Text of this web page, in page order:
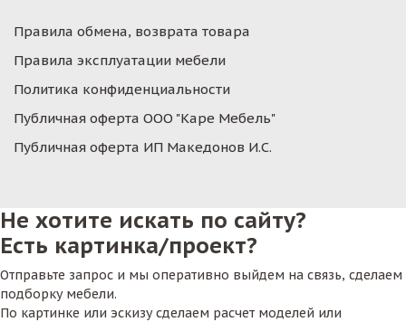
Правила обмена, возврата товара
Правила эксплуатации мебели
Политика конфиденциальности
Публичная оферта ООО "Каре Мебель"
Публичная оферта ИП Македонов И.С.
Не хотите искать по сайту?
Есть картинка/проект?
Отправьте запрос и мы оперативно выйдем на связь, сделаем
подборку мебели.
По картинке или эскизу сделаем расчет моделей или